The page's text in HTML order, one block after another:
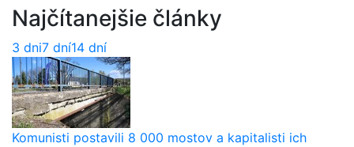
Najčítanejšie články
3 dni7 dní14 dní
Komunisti postavili 8 000 mostov a kapitalisti ich